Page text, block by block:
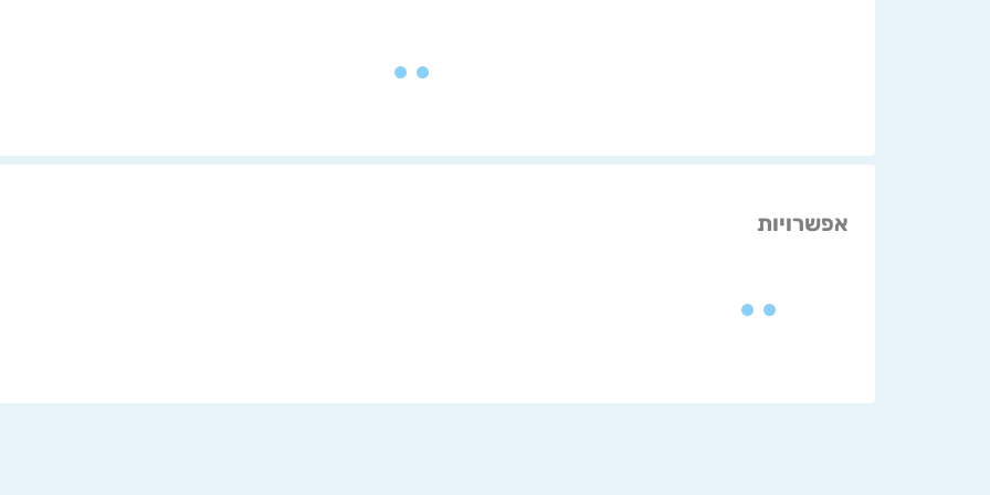
אפשרויות